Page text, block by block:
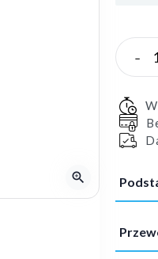
zoom_in
-